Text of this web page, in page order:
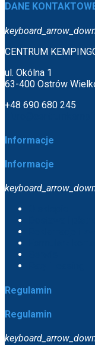
DANE
CENTRUM
ul. Okólna 1
63-400 Ostrów
+48 690 680 245
Informacje
Informacje
Regulamin
Regulamin